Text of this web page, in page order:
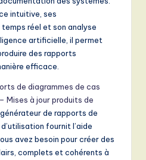
intuitive, ses
réel et son analyse
artificielle, il permet
des rapports
efficace.
de diagrammes de cas
Mises à jour produits de
générateur de rapports de
fournit l’aide
avez besoin pour créer des
complets et cohérents à